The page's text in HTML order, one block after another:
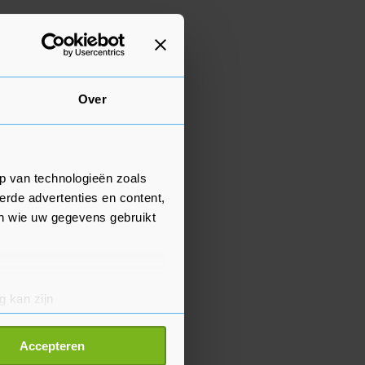
Over
van technologieën zoals
advertenties en content,
wie uw gegevens gebruikt
kan zijn
detailgedeelte
Accepteren